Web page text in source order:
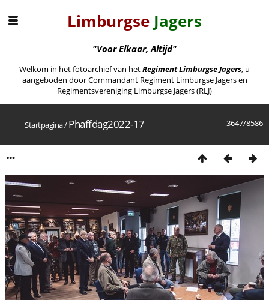
Limburgse Jagers
"Voor Elkaar, Altijd"
Welkom in het fotoarchief van hetRegiment Limburgse Jagers, u
aangeboden door Commandant Regiment Limburgse Jagers en
Regimentsvereniging Limburgse Jagers (RLJ)
3647/8586
Startpagina/Phaffdag2022-17